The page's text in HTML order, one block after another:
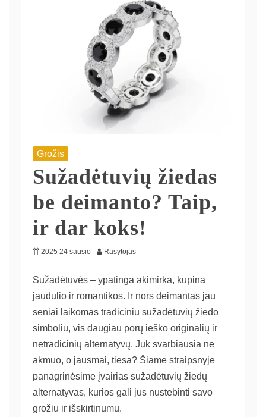
Grožis
Sužadėtuvių žiedas
be deimanto? Taip,
ir dar koks!
2025 24 sausio Rasytojas
Sužadėtuvės – ypatinga akimirka, kupina
jaudulio ir romantikos. Ir nors deimantas jau
seniai laikomas tradiciniu sužadėtuvių žiedo
simboliu, vis daugiau porų ieško originalių ir
netradicinių alternatyvų. Juk svarbiausia ne
akmuo, o jausmai, tiesa? Šiame straipsnyje
panagrinėsime įvairias sužadėtuvių žiedų
alternatyvas, kurios gali jus nustebinti savo
grožiu ir išskirtinumu.